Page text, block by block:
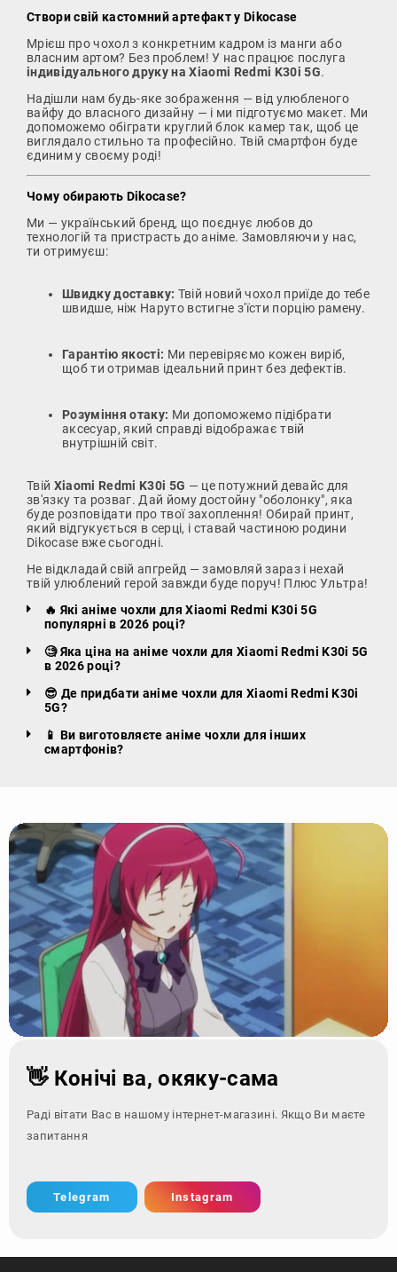
Створи свій кастомний артефакт у Dikocase
Мрієш про чохол з конкретним кадром із манги або
власним артом? Без проблем! У нас працює послуга
індивідуального друку на Xiaomi Redmi K30i 5G.
Надішли нам будь-яке зображення — від улюбленого
вайфу до власного дизайну — і ми підготуємо макет. Ми
допоможемо обіграти круглий блок камер так, щоб це
виглядало стильно та професійно. Твій смартфон буде
єдиним у своєму роді!
Чому обирають Dikocase?
Ми — український бренд, що поєднує любов до
технологій та пристрасть до аніме. Замовляючи у нас,
ти отримуєш:
Швидку доставку: Твій новий чохол приїде до тебе
швидше, ніж Наруто встигне з'їсти порцію рамену.
Гарантію якості: Ми перевіряємо кожен виріб,
щоб ти отримав ідеальний принт без дефектів.
Розуміння отаку: Ми допоможемо підібрати
аксесуар, який справді відображає твій
внутрішній світ.
Твій Xiaomi Redmi K30i 5G — це потужний девайс для
зв'язку та розваг. Дай йому достойну "оболонку", яка
буде розповідати про твої захоплення! Обирай принт,
який відгукується в серці, і ставай частиною родини
Dikocase вже сьогодні.
Не відкладай свій апгрейд — замовляй зараз і нехай
твій улюблений герой завжди буде поруч! Плюс Ультра!
🔥 Які аніме чохли для Xiaomi Redmi K30i 5G
популярні в 2026 році?
🧐 Яка ціна на аніме чохли для Xiaomi Redmi K30i 5G
в 2026 році?
😎 Де придбати аніме чохли для Xiaomi Redmi K30i
5G?
📱 Ви виготовляєте аніме чохли для інших
смартфонів?
👋 Конічі ва, окяку-сама
Раді вітати Вас в нашому інтернет-магазині. Якщо Ви маєте
запитання - зверніться
Telegram Instagram